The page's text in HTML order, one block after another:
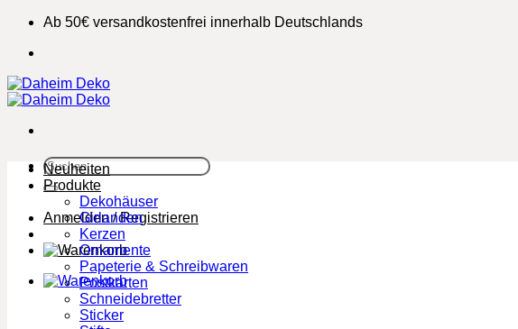
Zum
springen
Ab 50€ versandkostenfrei innerhalb Deutschlands
Suchen
nach:
Anmelden / Registrieren
Neuheiten
Produkte
Dekohäuser
Girlanden
Kerzen
Ornamente
Papeterie & Schreibwaren
Postkarten
Schneidebretter
Sticker